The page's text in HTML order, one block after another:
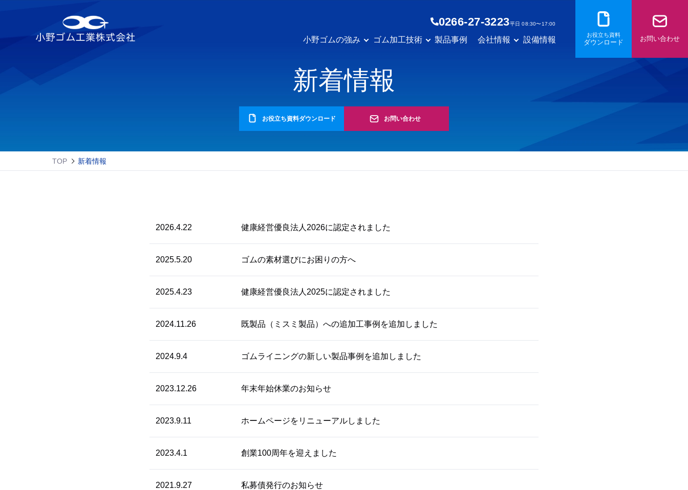
0266-27-3223平日 08:30〜17:00
小野ゴムの強み ゴム加工技術 製品事例 会社情報 設備情報
お役立ち資料
ダウンロード お問い合わせ
新着情報
お役立ち資料ダウンロード お問い合わせ
TOP 新着情報
2026.4.22 健康経営優良法人2026に認定されました
2025.5.20 ゴムの素材選びにお困りの方へ
2025.4.23 健康経営優良法人2025に認定されました
2024.11.26 既製品（ミスミ製品）への追加工事例を追加しました
2024.9.4 ゴムライニングの新しい製品事例を追加しました
2023.12.26 年末年始休業のお知らせ
2023.9.11 ホームページをリニューアルしました
2023.4.1 創業100周年を迎えました
2021.9.27 私募債発行のお知らせ